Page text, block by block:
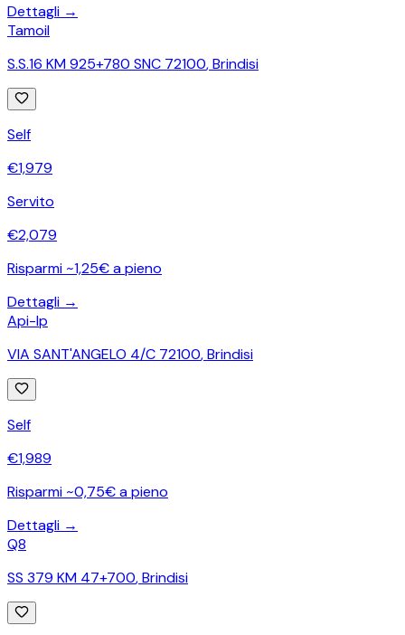
Dettagli →
Tamoil
S.S.16 KM 925+780 SNC 72100,Brindisi
Self
€1,979
Servito
€2,079
Risparmi ~1,25€ a pieno
Dettagli →
Api-Ip
VIA SANT'ANGELO 4/C 72100,Brindisi
Self
€1,989
Risparmi ~0,75€ a pieno
Dettagli →
Q8
SS 379 KM 47+700,Brindisi